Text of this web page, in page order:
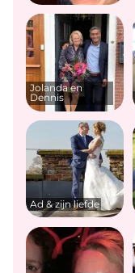
Jolanda en
Dennis
Ad & zijn liefde